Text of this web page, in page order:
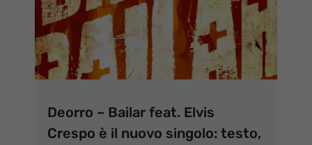
Deorro – Bailar feat. Elvis
Crespo è il nuovo singolo: testo,